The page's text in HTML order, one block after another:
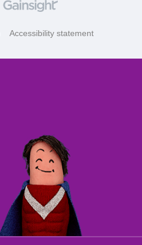
Accessibility statement